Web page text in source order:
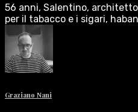
56 anni, Salentino,
per il tabacco e i sigari,
Graziano Nani